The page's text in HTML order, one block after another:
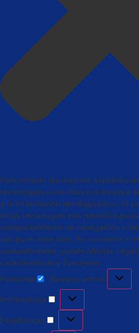
Para ofrecer las mejores
tecnologías como las cookies para
a la información del dispositivo. El
estas tecnologías nos permitirá
comportamiento de navegación o
únicas en este sitio. No consentir o
consentimiento, puede afectar
características y funciones.
Funcional
Siempre activo
Preferencias
Estadísticas